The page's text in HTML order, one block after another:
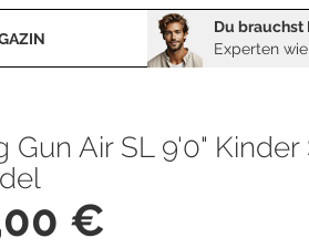
Du brauchst
Experten
Gun Air SL 9'0" Kinder
€